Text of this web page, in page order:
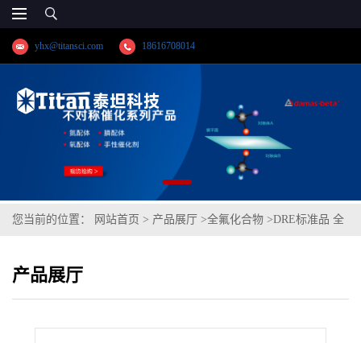
yhx@titansci.com 18616708014
您当前的位置： 网站首页 > 产品展厅 >全氟化合物 >DRE标准品 全
产品展厅